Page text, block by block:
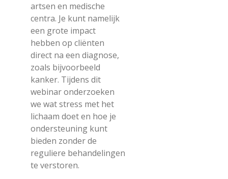
artsen en medische
centra. Je kunt namelijk
een grote impact
hebben op cliënten
direct na een diagnose,
zoals bijvoorbeeld
kanker. Tijdens dit
webinar onderzoeken
we wat stress met het
lichaam doet en hoe je
ondersteuning kunt
bieden zonder de
reguliere behandelingen
te verstoren.